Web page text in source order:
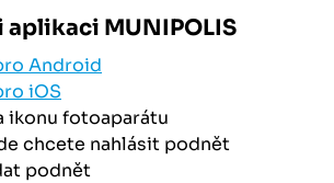
aplikaci MUNIPOLIS
Android
iOS
ikonu fotoaparátu
chcete nahlásit podnět
podnět